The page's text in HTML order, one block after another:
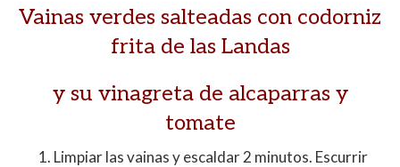
Vainas verdes salteadas con codorniz
frita de las Landas
y su vinagreta de alcaparras y
tomate
Limpiar las vainas y escaldar 2 minutos. Escurrir